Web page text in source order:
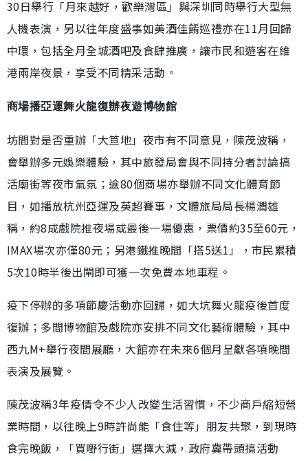
30日舉行「月來越好，歡樂灣區」與深圳同時舉行大型無
人機表演，另以往年度盛事如美酒佳餚巡禮亦在11月回歸
中環，包括全月全城酒吧及食肆推廣，讓市民和遊客在維
港兩岸夜景，享受不同精采活動。
商場播亞運舞火龍復辦夜遊博物館
坊間對是否重辦「大笪地」夜市有不同意見，陳茂波稱，
會舉辦多元娛樂體驗，其中旅發局會與不同持分者討論搞
活廟街等夜市氣氛；逾80個商場亦舉辦不同文化體育節
目，如播放杭州亞運及英超賽事，文體旅局局長楊潤雄
稱，約8成戲院推夜場或最後一場優惠，票價約35至60元，
IMAX場次亦僅80元；另港鐵推晚間「搭5送1」，市民累積
5次10時半後出閘即可獲一次免費本地車程。
疫下停辦的多項節慶活動亦回歸，如大坑舞火龍疫後首度
復辦；多間博物館及戲院亦安排不同文化藝術體驗，其中
西九M+舉行夜間展廳，大館亦在未來6個月呈獻各項晚間
表演及展覽。
陳茂波稱3年疫情令不少人改變生活習慣，不少商戶縮短營
業時間，以往晚上9時許尚能「食住等」朋友共聚，到現時
食完晚飯，「買嘢行街」選擇大減，政府冀帶頭搞活動